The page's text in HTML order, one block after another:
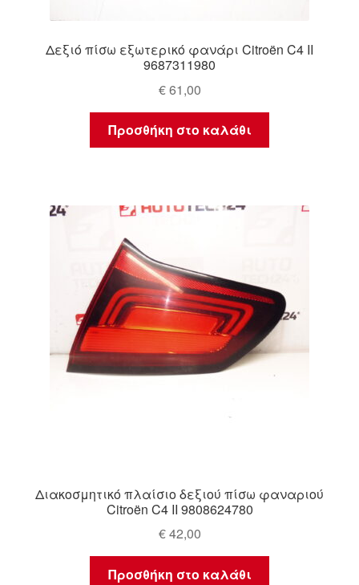
Δεξιό πίσω εξωτερικό φανάρι Citroën C4 II
9687311980
€61,00
Προσθήκη στο καλάθι
Διακοσμητικό πλαίσιο δεξιού πίσω φαναριού
Citroën C4 II 9808624780
€42,00
Προσθήκη στο καλάθι